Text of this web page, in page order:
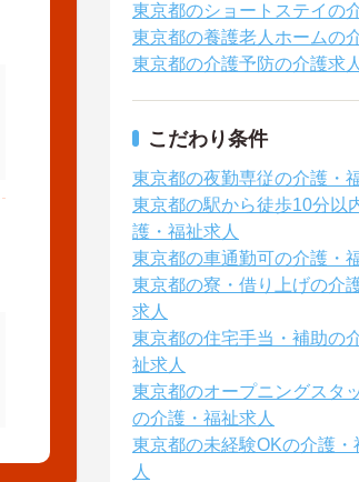
東京都のショートステイの
東京都の養護老人ホームの
東京都の介護予防の介護求人
こだわり条件
東京都の夜勤専従の介護・
東京都の駅から徒歩10分以
護・福祉求人
東京都の車通勤可の介護・
東京都の寮・借り上げの介
求人
東京都の住宅手当・補助の
祉求人
東京都のオープニングスタ
の介護・福祉求人
東京都の未経験OKの介護・
人